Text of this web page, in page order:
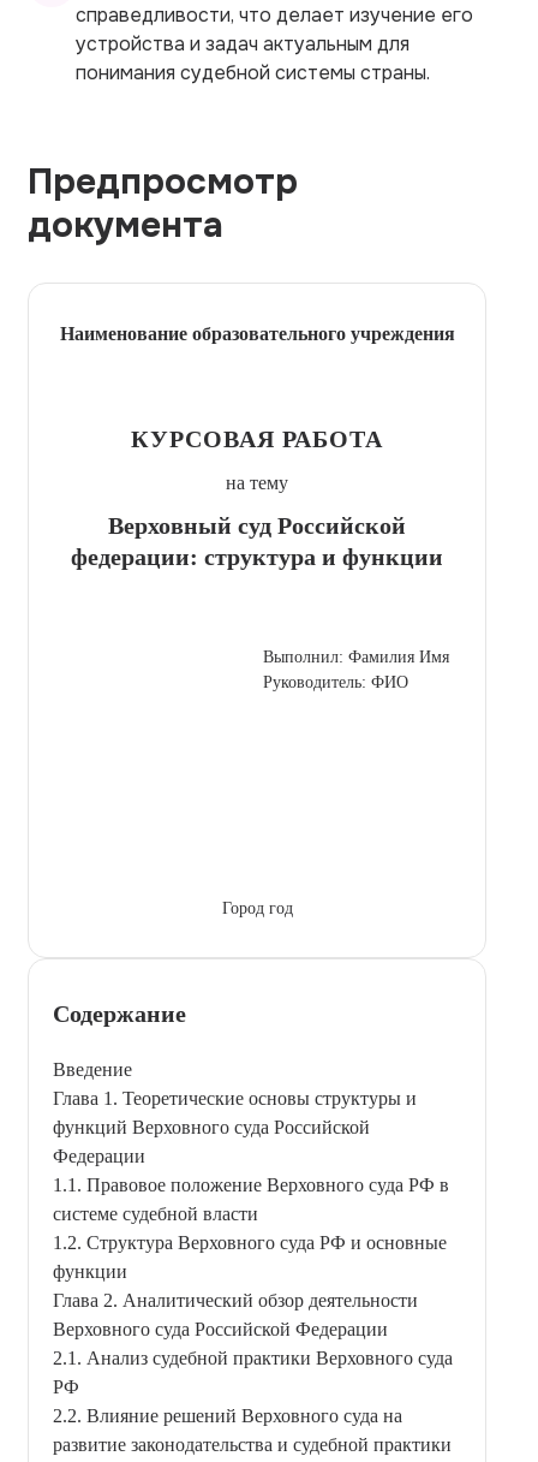
справедливости, что делает изучение его
устройства и задач актуальным для
понимания судебной системы страны.
Предпросмотр
документа
Наименование образовательного учреждения
КУРСОВАЯ РАБОТА
на тему
Верховный суд Российской
федерации: структура и функции
Выполнил: Фамилия Имя
Руководитель: ФИО
Город год
Содержание
Введение
Глава 1. Теоретические основы структуры и
функций Верховного суда Российской
Федерации
1.1. Правовое положение Верховного суда РФ в
системе судебной власти
1.2. Структура Верховного суда РФ и основные
функции
Глава 2. Аналитический обзор деятельности
Верховного суда Российской Федерации
2.1. Анализ судебной практики Верховного суда
РФ
2.2. Влияние решений Верховного суда на
развитие законодательства и судебной практики